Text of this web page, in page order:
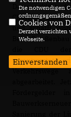
Dazu erklärt
Charlotte Quik:
und schafft
Beim
verantwortet,
Verkehrswege
Die notwendigen
Cookies von
Derzeit verzichten
Webseite.
Einverstanden